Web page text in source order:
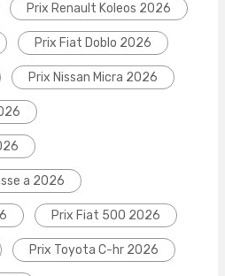
Prix Renault Koleos 2026
Prix Fiat Doblo 2026
Prix Nissan Micra 2026
a 2026
Prix Fiat 500 2026
Prix Toyota C-hr 2026